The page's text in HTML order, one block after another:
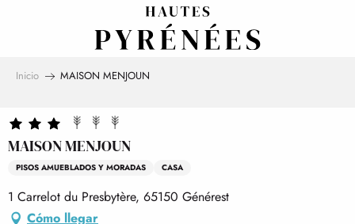
Inicio MAISON MENJOUN
MAISON MENJOUN
PISOS AMUEBLADOS Y MORADAS CASA
1 Carrelot du Presbytère, 65150 Générest
Cómo llegar